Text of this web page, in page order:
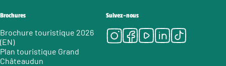
Brochures
Brochure touristique 2026
(EN)
Plan touristique Grand
Châteaudun
Suivez-nous
Instagram
Facebook
Youtube
LinkedIn
Tiktok